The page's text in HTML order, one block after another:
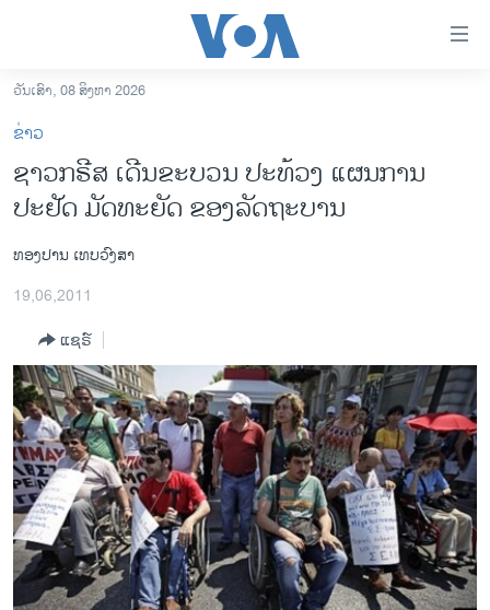
ເຂົ້າ
ຫາ
ຂ້າມ
ຂ້າມ
ຫາ
ຊອກ
ຄົ້ນ
ອາເມຣິກາ
ຂ່າວ​ຈີນ
ໂລກ
ເອເຊຍ
ອິດສະຫຼະພາບດ້ານການຂ່າວ
ຊີວິດຊາວລາວ
ຊຸມຊົນຊາວລາວ
ວິທະຍາສາດ-ເທັກໂນໂລຈີ
ທຸລະກິດ
ພາສາອັງກິດ
ວັນເສົາ, 08 ສິງຫາ 2026
ຂ່າວ
ຊາວກຣີສ ເດີນຂະບວນ ປະທ້ວງ ແຜນການ
ປະຢັດ ມັດທະຍັດ ຂອງລັດຖະບານ
ທອງປານ ເທບວົງສາ
19,06,2011
ແຊຣ໌